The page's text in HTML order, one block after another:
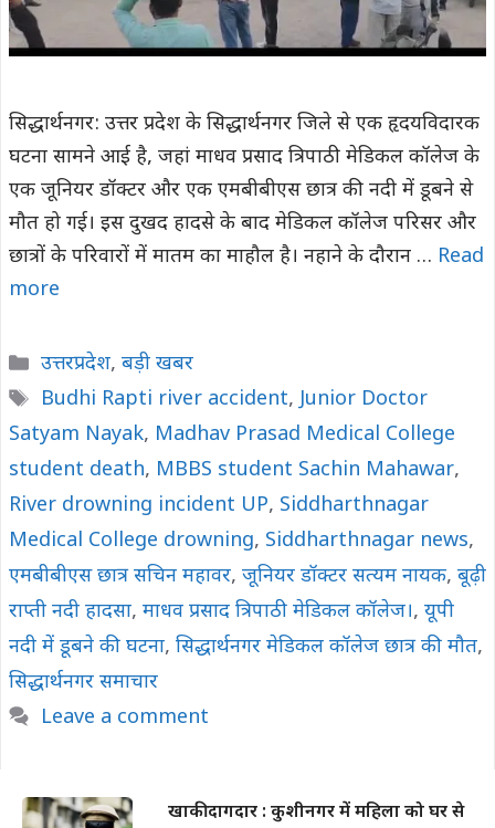
सिद्धार्थनगर: उत्तर प्रदेश के सिद्धार्थनगर जिले से एक हृदयविदारक
घटना सामने आई है, जहां माधव प्रसाद त्रिपाठी मेडिकल कॉलेज के
एक जूनियर डॉक्टर और एक एमबीबीएस छात्र की नदी में डूबने से
मौत हो गई। इस दुखद हादसे के बाद मेडिकल कॉलेज परिसर और
छात्रों के परिवारों में मातम का माहौल है। नहाने के दौरान … Read
more
Categories
उत्तरप्रदेश, बड़ी खबर
Tags
Budhi Rapti river accident,Junior Doctor
Satyam Nayak, Madhav Prasad Medical College
student death, MBBS student Sachin Mahawar,
River drowning incident UP, Siddharthnagar
Medical College drowning, Siddharthnagar news,
एमबीबीएस छात्र सचिन महावर, जूनियर डॉक्टर सत्यम नायक, बूढ़ी
राप्ती नदी हादसा, माधव प्रसाद त्रिपाठी मेडिकल कॉलेज।, यूपी
नदी में डूबने की घटना, सिद्धार्थनगर मेडिकल कॉलेज छात्र की मौत,
सिद्धार्थनगर समाचार
Leave a comment
खाकी दागदार : कुशीनगर में महिला को घर से